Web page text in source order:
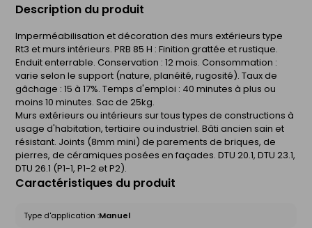
Description du produit
Imperméabilisation et décoration des murs extérieurs type
Rt3 et murs intérieurs. PRB 85 H : Finition grattée et rustique.
Enduit enterrable. Conservation : 12 mois. Consommation :
varie selon le support (nature, planéité, rugosité). Taux de
gâchage : 15 à 17%. Temps d'emploi : 40 minutes à plus ou
moins 10 minutes. Sac de 25kg.
Murs extérieurs ou intérieurs sur tous types de constructions à
usage d'habitation, tertiaire ou industriel. Bâti ancien sain et
résistant. Joints (8mm mini) de parements de briques, de
pierres, de céramiques posées en façades. DTU 20.1, DTU 23.1,
DTU 26.1 (P1-1, P1-2 et P2).
Caractéristiques du produit
Type d'application :Manuel